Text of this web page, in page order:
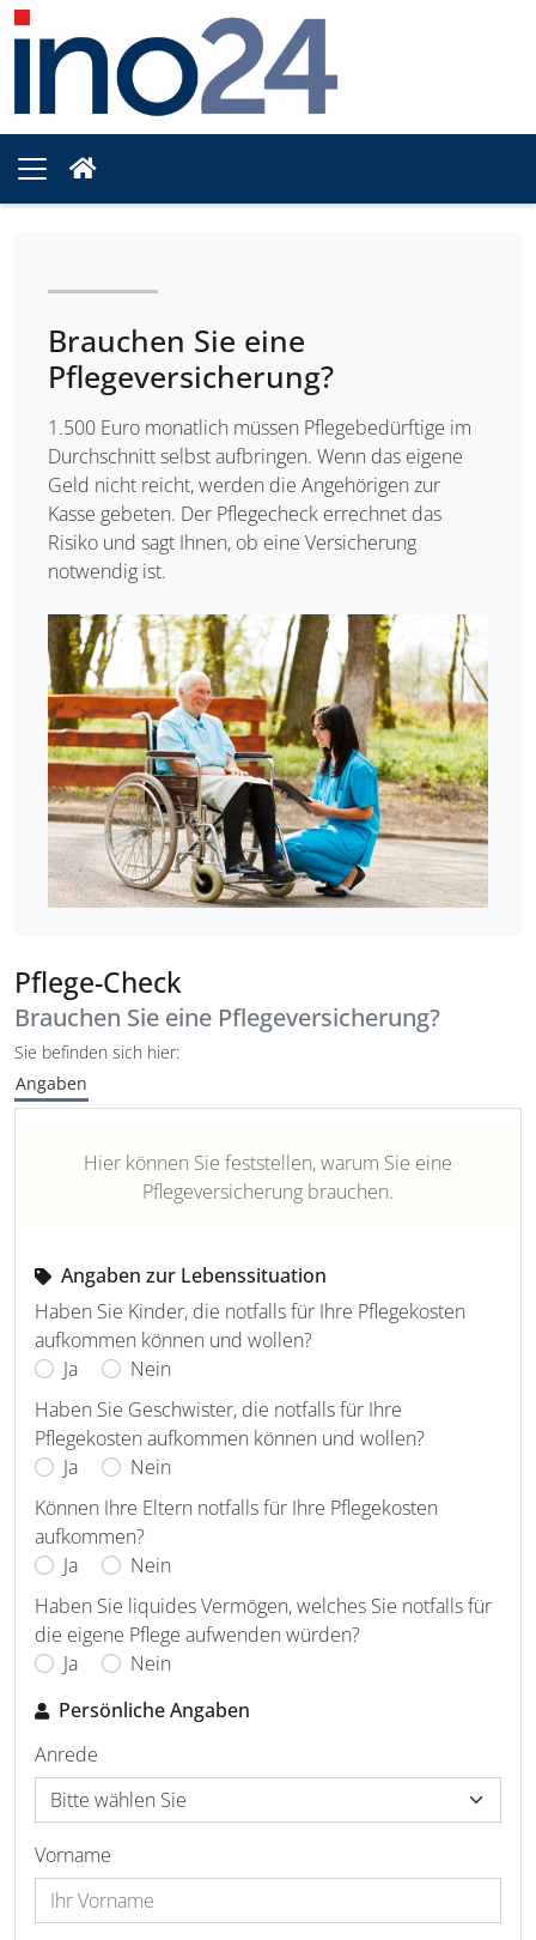
Brauchen Sie eine
Pflegeversicherung?
1.500 Euro monatlich müssen Pflegebedürftige im
Durchschnitt selbst aufbringen. Wenn das eigene
Geld nicht reicht, werden die Angehörigen zur
Kasse gebeten. Der Pflegecheck errechnet das
Risiko und sagt Ihnen, ob eine Versicherung
notwendig ist.
Pflege-Check
Brauchen Sie eine Pflegeversicherung?
Sie befinden sich hier:
Angaben
Hier können Sie feststellen, warum Sie eine
Pflegeversicherung brauchen.
Angaben zur Lebenssituation
Haben Sie Kinder, die notfalls für Ihre Pflegekosten
aufkommen können und wollen?
Ja
Nein
Haben Sie Geschwister, die notfalls für Ihre
Pflegekosten aufkommen können und wollen?
Ja
Nein
Können Ihre Eltern notfalls für Ihre Pflegekosten
aufkommen?
Ja
Nein
Haben Sie liquides Vermögen, welches Sie notfalls für
die eigene Pflege aufwenden würden?
Ja
Nein
Persönliche Angaben
Anrede
Vorname